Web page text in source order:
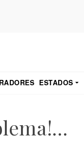
ESTADOS